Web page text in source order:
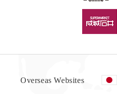
Overseas Websites